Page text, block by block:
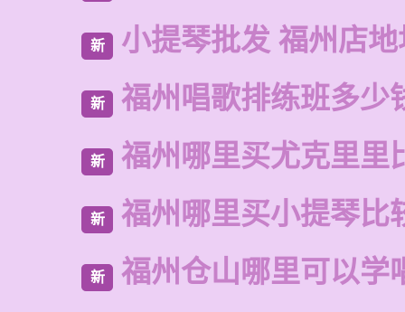
新 小提琴批发 福州店地
新 福州唱歌排练班多少
新 福州哪里买尤克里里
新 福州哪里买小提琴比
新 福州仓山哪里可以学